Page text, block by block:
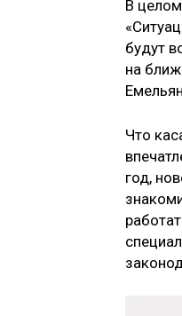
В
будут
на
Что
год,